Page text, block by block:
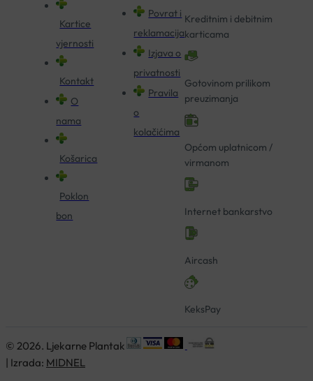
Kartice
vjernosti
Kontakt
O
nama
Košarica
Poklon
bon
Povrat i
reklamacija
Izjava o
privatnosti
Pravila
o
kolačićima
Kreditnim i debitnim
karticama
Gotovinom prilikom
preuzimanja
Općom uplatnicom /
virmanom
Internet bankarstvo
Aircash
KeksPay
© 2026. Ljekarne Plantak
| Izrada: MIDNEL